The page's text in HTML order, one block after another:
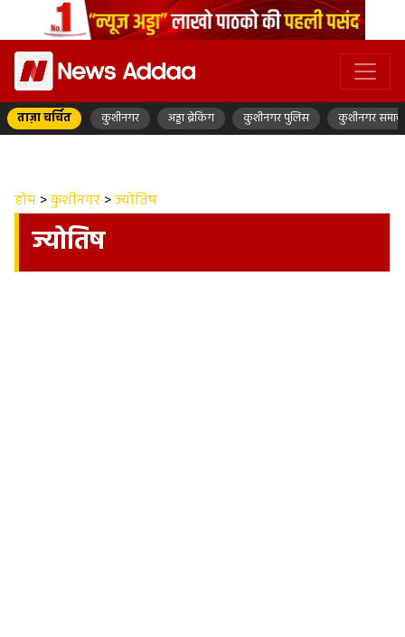
ताज़ा चर्चित कुशीनगर अड्डा ब्रेकिंग कुशीनगर पुलिस कुशीनगर
होम>कुशीनगर>ज्योतिष
ज्योतिष